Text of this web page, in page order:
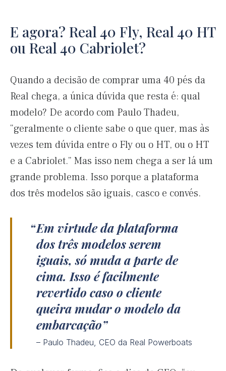
E agora? Real 40 Fly, Real 40 HT
ou Real 40 Cabriolet?
Quando a decisão de comprar uma 40 pés da
Real chega, a única dúvida que resta é: qual
modelo? De acordo com Paulo Thadeu,
“geralmente o cliente sabe o que quer, mas às
vezes tem dúvida entre o Fly ou o HT, ou o HT
e a Cabriolet.” Mas isso nem chega a ser lá um
grande problema. Isso porque a plataforma
dos três modelos são iguais, casco e convés.
Em virtude da plataforma
dos três modelos serem
iguais, só muda a parte de
cima. Isso é facilmente
revertido caso o cliente
queira mudar o modelo da
embarcação
– Paulo Thadeu, CEO da Real Powerboats